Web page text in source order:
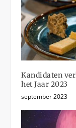
Kandidaten
het Jaar 2023
september 2023